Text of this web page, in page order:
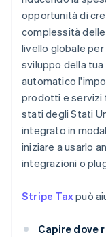
opportunità di
complessità
livello globale
sviluppo della
automatico
prodotti e servizi
stati degli Stati
integrato in
iniziare a usarlo
integrazioni o
Stripe Taxpuò
Capire dove